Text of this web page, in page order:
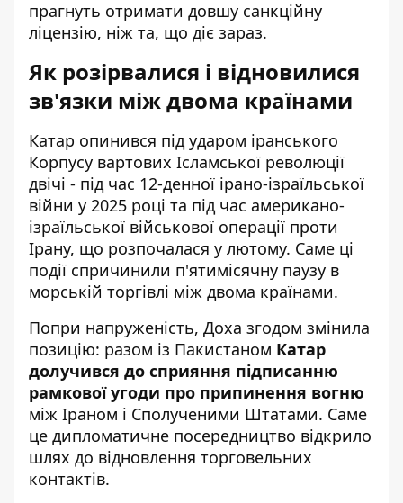
прагнуть отримати довшу санкційну
ліцензію, ніж та, що діє зараз.
Як розірвалися і відновилися
зв'язки між двома країнами
Катар опинився під ударом іранського
Корпусу вартових Ісламської революції
двічі - під час 12-денної ірано-ізраїльської
війни у 2025 році та під час американо-
ізраїльської військової операції проти
Ірану, що розпочалася у лютому. Саме ці
події спричинили п'ятимісячну паузу в
морській торгівлі між двома країнами.
Попри напруженість, Доха згодом змінила
позицію: разом із Пакистаном Катар
долучився до сприяння підписанню
рамкової угоди про припинення вогню
між Іраном і Сполученими Штатами. Саме
це дипломатичне посередництво відкрило
шлях до відновлення торговельних
контактів.